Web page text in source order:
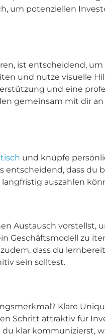
um potenziellen
ist entscheidend,
und nutze visuelle
und eine
gemeinsam mit dir
und knüpfe
entscheidend, dass du
auszahlen
Austausch vorstellst,
Geschäftsmodell zu
dass du
sein solltest.
Klare
Schritt attraktiv für
klar kommunizierst,